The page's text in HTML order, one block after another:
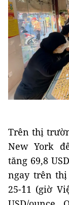
Trên thị
New York
tăng 69,8
ngay trên
25-``11 (giờ